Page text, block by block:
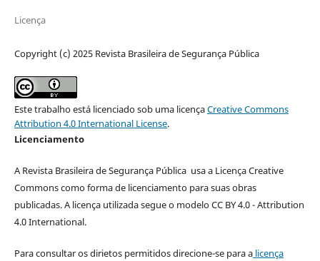
Licença
Copyright (c) 2025 Revista Brasileira de Segurança Pública
Este trabalho está licenciado sob uma licençaCreative Commons
Attribution 4.0 International License.
Licenciamento
A Revista Brasileira de Segurança Pública usa a Licença Creative
Commons como forma de licenciamento para suas obras
publicadas. A licença utilizada segue o modelo CC BY 4.0 - Attribution
4.0 International.
Para consultar os dirietos permitidos direcione-se para alicença